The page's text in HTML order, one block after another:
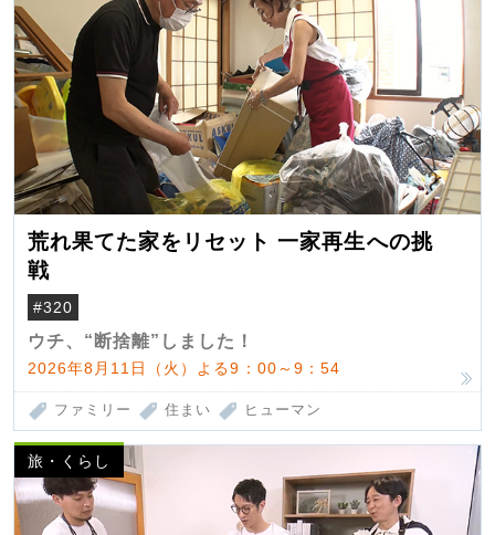
荒れ果てた家をリセット 一家再生への挑
戦
#320
ウチ、“断捨離”しました！
2026年8月11日（火）よる9：00～9：54
ファミリー 住まい ヒューマン
旅・くらし